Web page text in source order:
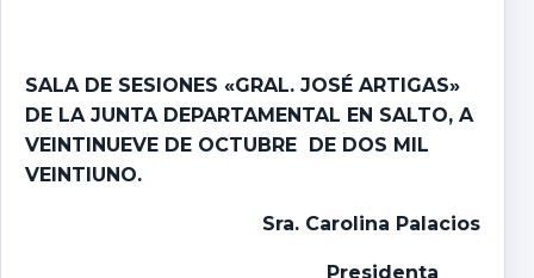
SALA DE SESIONES «GRAL. JOSÉ ARTIGAS»
DE LA JUNTA DEPARTAMENTAL EN SALTO, A
VEINTINUEVE DE OCTUBRE DE DOS MIL
VEINTIUNO.
Sra. Carolina Palacios
Presidenta